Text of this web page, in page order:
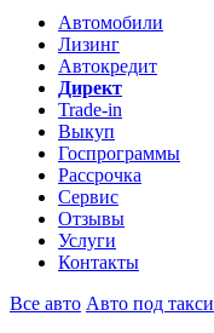
Автомобили
Лизинг
Автокредит
Директ
Trade-in
Выкуп
Госпрограммы
Рассрочка
Сервис
Отзывы
Услуги
Контакты
Все авто Авто под такси